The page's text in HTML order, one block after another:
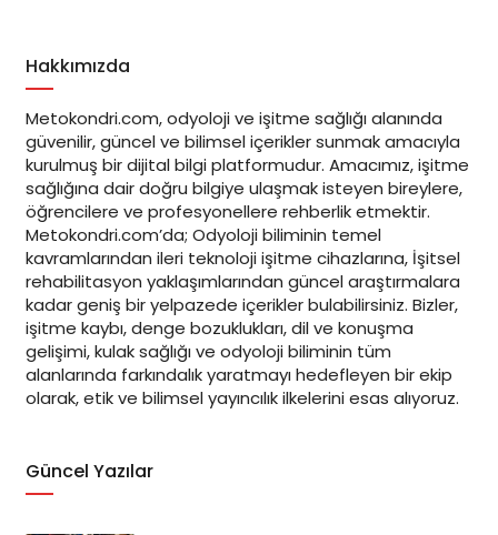
Hakkımızda
Metokondri.com, odyoloji ve işitme sağlığı alanında
güvenilir, güncel ve bilimsel içerikler sunmak amacıyla
kurulmuş bir dijital bilgi platformudur. Amacımız, işitme
sağlığına dair doğru bilgiye ulaşmak isteyen bireylere,
öğrencilere ve profesyonellere rehberlik etmektir.
Metokondri.com’da; Odyoloji biliminin temel
kavramlarından ileri teknoloji işitme cihazlarına, İşitsel
rehabilitasyon yaklaşımlarından güncel araştırmalara
kadar geniş bir yelpazede içerikler bulabilirsiniz. Bizler,
işitme kaybı, denge bozuklukları, dil ve konuşma
gelişimi, kulak sağlığı ve odyoloji biliminin tüm
alanlarında farkındalık yaratmayı hedefleyen bir ekip
olarak, etik ve bilimsel yayıncılık ilkelerini esas alıyoruz.
Güncel Yazılar